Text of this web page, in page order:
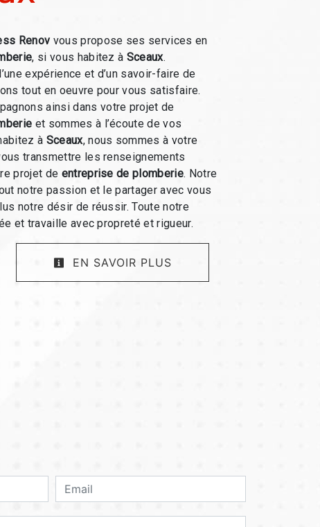
Renov vous propose ses services en
, si vous habitez à Sceaux.
expérience et d’un savoir-faire de
tout en oeuvre pour vous satisfaire.
ainsi dans votre projet de
et sommes à l’écoute de vos
à Sceaux, nous sommes à votre
transmettre les renseignements
projet de entreprise de plomberie. Notre
notre passion et le partager avec vous
notre désir de réussir. Toute notre
et travaille avec propreté et rigueur.
EN SAVOIR PLUS